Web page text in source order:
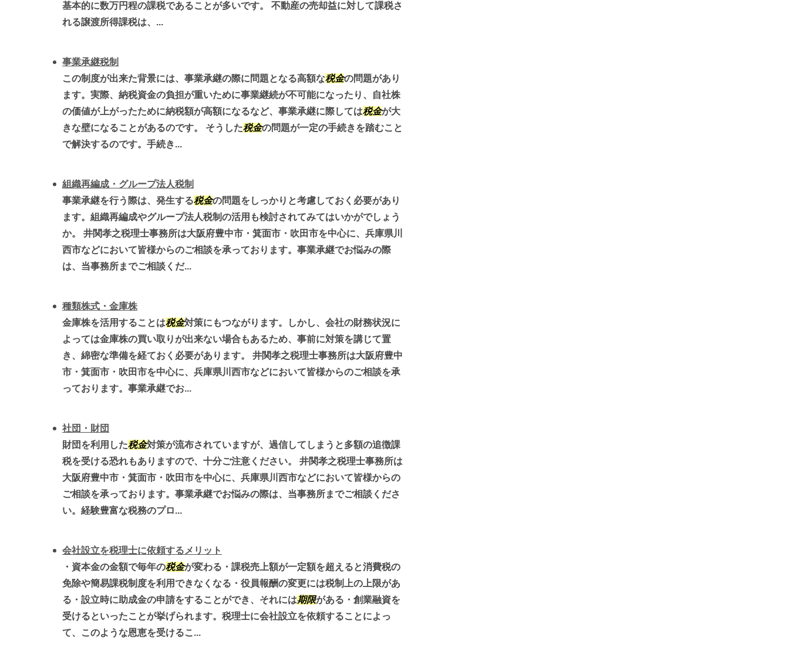
基本的に数万円程の課税であることが多いです。 不動産の売却益に対して課税さ
れる譲渡所得課税は、...
事業承継税制
この制度が出来た背景には、事業承継の際に問題となる高額な税金の問題があり
ます。実際、納税資金の負担が重いために事業継続が不可能になったり、自社株
の価値が上がったために納税額が高額になるなど、事業承継に際しては税金が大
きな壁になることがあるのです。 そうした税金の問題が一定の手続きを踏むこと
で解決するのです。手続き...
組織再編成・グループ法人税制
事業承継を行う際は、発生する税金の問題をしっかりと考慮しておく必要があり
ます。組織再編成やグループ法人税制の活用も検討されてみてはいかがでしょう
か。 井関孝之税理士事務所は大阪府豊中市・箕面市・吹田市を中心に、兵庫県川
西市などにおいて皆様からのご相談を承っております。事業承継でお悩みの際
は、当事務所までご相談くだ...
種類株式・金庫株
金庫株を活用することは税金対策にもつながります。しかし、会社の財務状況に
よっては金庫株の買い取りが出来ない場合もあるため、事前に対策を講じて置
き、綿密な準備を経ておく必要があります。 井関孝之税理士事務所は大阪府豊中
市・箕面市・吹田市を中心に、兵庫県川西市などにおいて皆様からのご相談を承
っております。事業承継でお...
社団・財団
財団を利用した税金対策が流布されていますが、過信してしまうと多額の追徴課
税を受ける恐れもありますので、十分ご注意ください。 井関孝之税理士事務所は
大阪府豊中市・箕面市・吹田市を中心に、兵庫県川西市などにおいて皆様からの
ご相談を承っております。事業承継でお悩みの際は、当事務所までご相談くださ
い。経験豊富な税務のプロ...
会社設立を税理士に依頼するメリット
・資本金の金額で毎年の税金が変わる・課税売上額が一定額を超えると消費税の
免除や簡易課税制度を利用できなくなる・役員報酬の変更には税制上の上限があ
る・設立時に助成金の申請をすることができ、それには期限がある・創業融資を
受けるといったことが挙げられます。税理士に会社設立を依頼することによっ
て、このような恩恵を受けるこ...